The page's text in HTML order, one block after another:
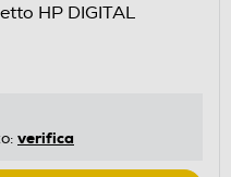
HP DIGITAL
verifica